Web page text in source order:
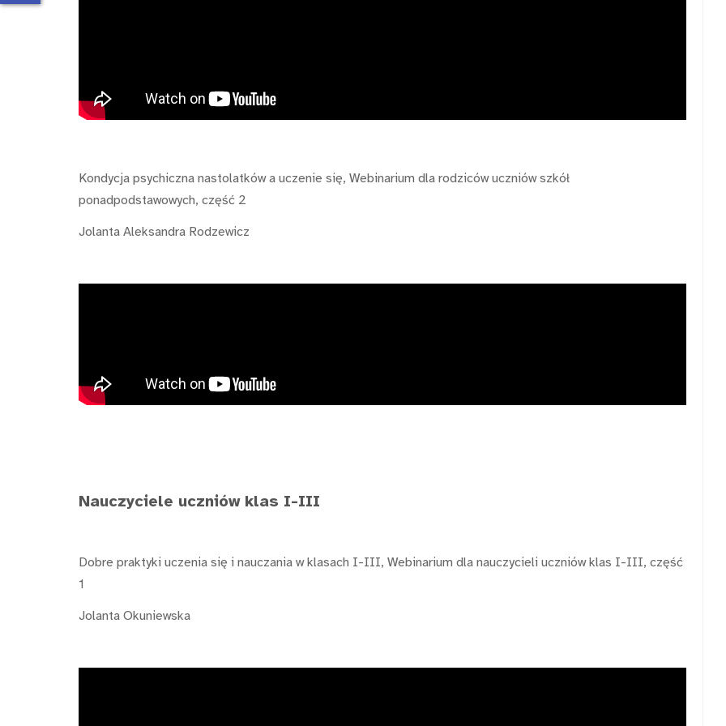
Kondycja psychiczna nastolatków a uczenie się, Webinarium dla rodziców uczniów szkół
ponadpodstawowych, część 2
Jolanta Aleksandra Rodzewicz
Nauczyciele uczniów klas I-III
Dobre praktyki uczenia się i nauczania w klasach I-III, Webinarium dla nauczycieli uczniów klas I-III, część
1
Jolanta Okuniewska